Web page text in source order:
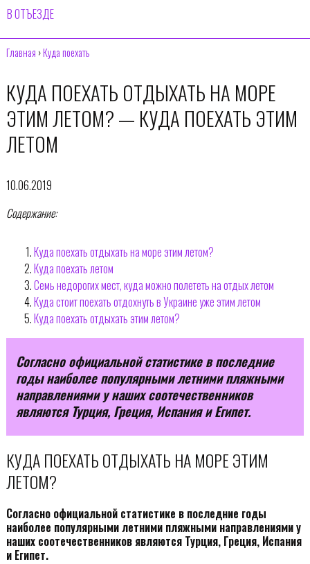
В ОТЪЕЗДЕ
Главная ›Куда поехать
КУДА ПОЕХАТЬ ОТДЫХАТЬ НА МОРЕ
ЭТИМ ЛЕТОМ? — КУДА ПОЕХАТЬ ЭТИМ
ЛЕТОМ
10.06.2019
Содержание:
Куда поехать отдыхать на море этим летом?
Куда поехать летом
Семь недорогих мест, куда можно полететь на отдых летом
Куда стоит поехать отдохнуть в Украине уже этим летом
Куда поехать отдыхать этим летом?
Согласно официальной статистике в последние
годы наиболее популярными летними пляжными
направлениями у наших соотечественников
являются Турция, Греция, Испания и Египет.
КУДА ПОЕХАТЬ ОТДЫХАТЬ НА МОРЕ ЭТИМ
ЛЕТОМ?
Согласно официальной статистике в последние годы
наиболее популярными летними пляжными направлениями у
наших соотечественников являются Турция, Греция, Испания
и Египет.